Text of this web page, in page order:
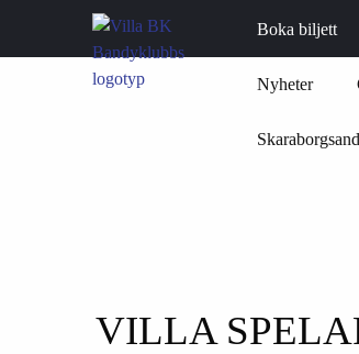
Boka biljett
Nyheter
VILLA